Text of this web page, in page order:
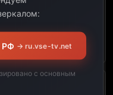
Открыть описание
РФ → ru.vse-tv.net
с основным